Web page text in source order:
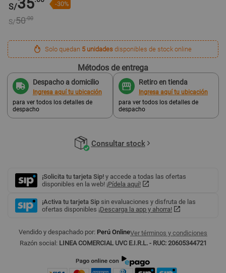
S/ -30%
S/50.00
Solo quedan 5 unidades disponibles de stock online
Métodos de entrega
Despacho a domicilio
Ingresa aquí tu ubicación
para ver todos los detalles de
despacho
Retiro en tienda
Ingresa aquí tu ubicación
para ver todos los detalles de
despacho
Consultar stock
¡Solicita tu tarjeta Sip! y accede a todas las ofertas
disponibles en la web! ¡Pídela aquí!
¡Activa tu tarjeta Sip sin evaluaciones y disfruta de las
ofertas disponibles ¡Descarga la app y ahorra!
Vendido y despachado por: Perú OnlineVer términos y condiciones
Razón social: LINEA COMERCIAL UVC E.I.R.L. - RUC: 20605344721